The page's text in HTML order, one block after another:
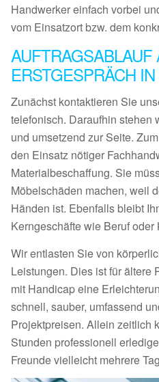
Handwerker einfach vorbei
vom Einsatzort bzw. dem
AUFTRAGSABLAUF
ERSTGESPRÄCH
Zunächst kontaktieren Sie
telefonisch. Daraufhin stehen
und umsetzend zur Seite.
den Einsatz nötiger
Materialbeschaffung. Sie
Möbelschäden machen, weil
Händen ist. Ebenfalls bleibt
Kerngeschäfte wie Beruf oder
Wir entlasten Sie von
Leistungen. Dies ist für ältere
mit Handicap eine
schnell, sauber, umfassend
Projektpreisen. Allein zeitlich
Stunden professionell
Freunde vielleicht mehrere